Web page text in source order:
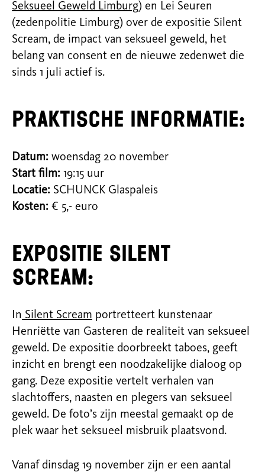
Seksueel Geweld Limburg) en Lei Seuren
(zedenpolitie Limburg) over de expositie Silent
Scream, de impact van seksueel geweld, het
belang van consent en de nieuwe zedenwet die
sinds 1 juli actief is.
Praktische informatie:
Datum: woensdag 20 november
Start film: 19:15 uur
Locatie: SCHUNCK Glaspaleis
Kosten: € 5,- euro
Expositie Silent
Scream:
In Silent Scream portretteert kunstenaar
Henriëtte van Gasteren de realiteit van seksueel
geweld. De expositie doorbreekt taboes, geeft
inzicht en brengt een noodzakelijke dialoog op
gang. Deze expositie vertelt verhalen van
slachtoffers, naasten en plegers van seksueel
geweld. De foto’s zijn meestal gemaakt op de
plek waar het seksueel misbruik plaatsvond.
Vanaf dinsdag 19 november zijn er een aantal